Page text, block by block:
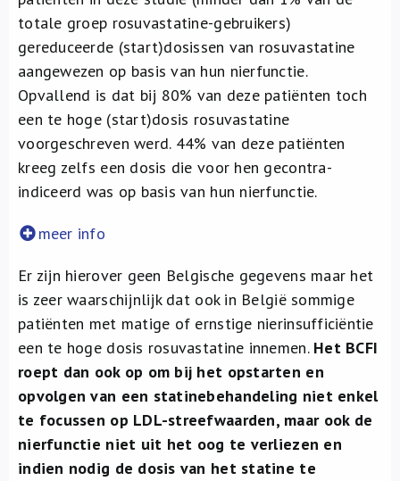
totale groep rosuvastatine-gebruikers)
gereduceerde (start)dosissen van rosuvastatine
aangewezen op basis van hun nierfunctie.
Opvallend is dat bij 80% van deze patiënten toch
een te hoge (start)dosis rosuvastatine
voorgeschreven werd. 44% van deze patiënten
kreeg zelfs een dosis die voor hen gecontra-
indiceerd was op basis van hun nierfunctie.
meer info
Er zijn hierover geen Belgische gegevens maar het
is zeer waarschijnlijk dat ook in België sommige
patiënten met matige of ernstige nierinsufficiëntie
een te hoge dosis rosuvastatine innemen. Het BCFI
roept dan ook op om bij het opstarten en
opvolgen van een statinebehandeling niet enkel
te focussen op LDL-streefwaarden, maar ook de
nierfunctie niet uit het oog te verliezen en
indien nodig de dosis van het statine te